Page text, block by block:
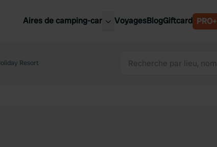
Aires de camping-car
Slovénie
VoyagesBlogGiftcard PRO+
Resort